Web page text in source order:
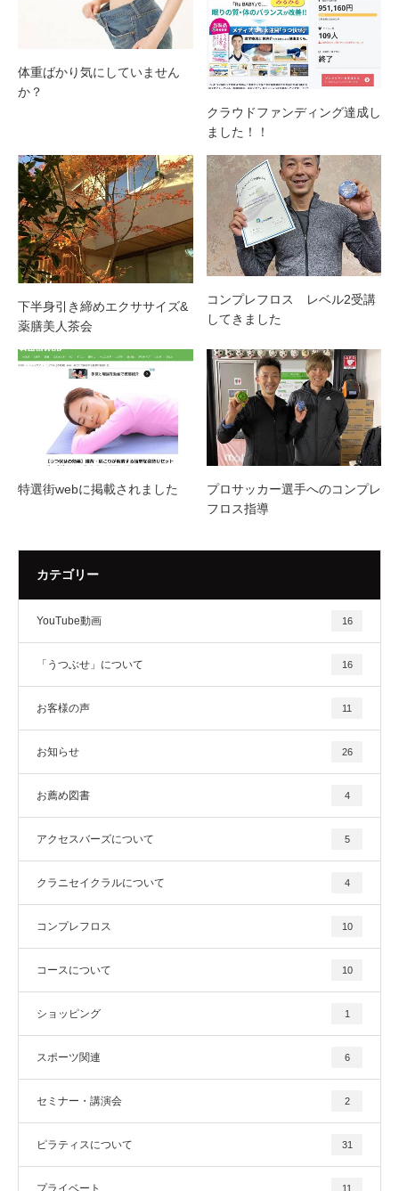
体重ばかり気にしていません
か？
クラウドファンディング達成し
ました！！
下半身引き締めエクササイズ&
薬膳美人茶会
コンプレフロス レベル2受講
してきました
特選街webに掲載されました
プロサッカー選手へのコンプレ
フロス指導
カテゴリー
YouTube動画 16
「うつぶせ」について 16
お客様の声 11
お知らせ 26
お薦め図書 4
アクセスバーズについて 5
クラニセイクラルについて 4
コンプレフロス 10
コースについて 10
ショッピング 1
スポーツ関連 6
セミナー・講演会 2
ピラティスについて 31
プライベート 11